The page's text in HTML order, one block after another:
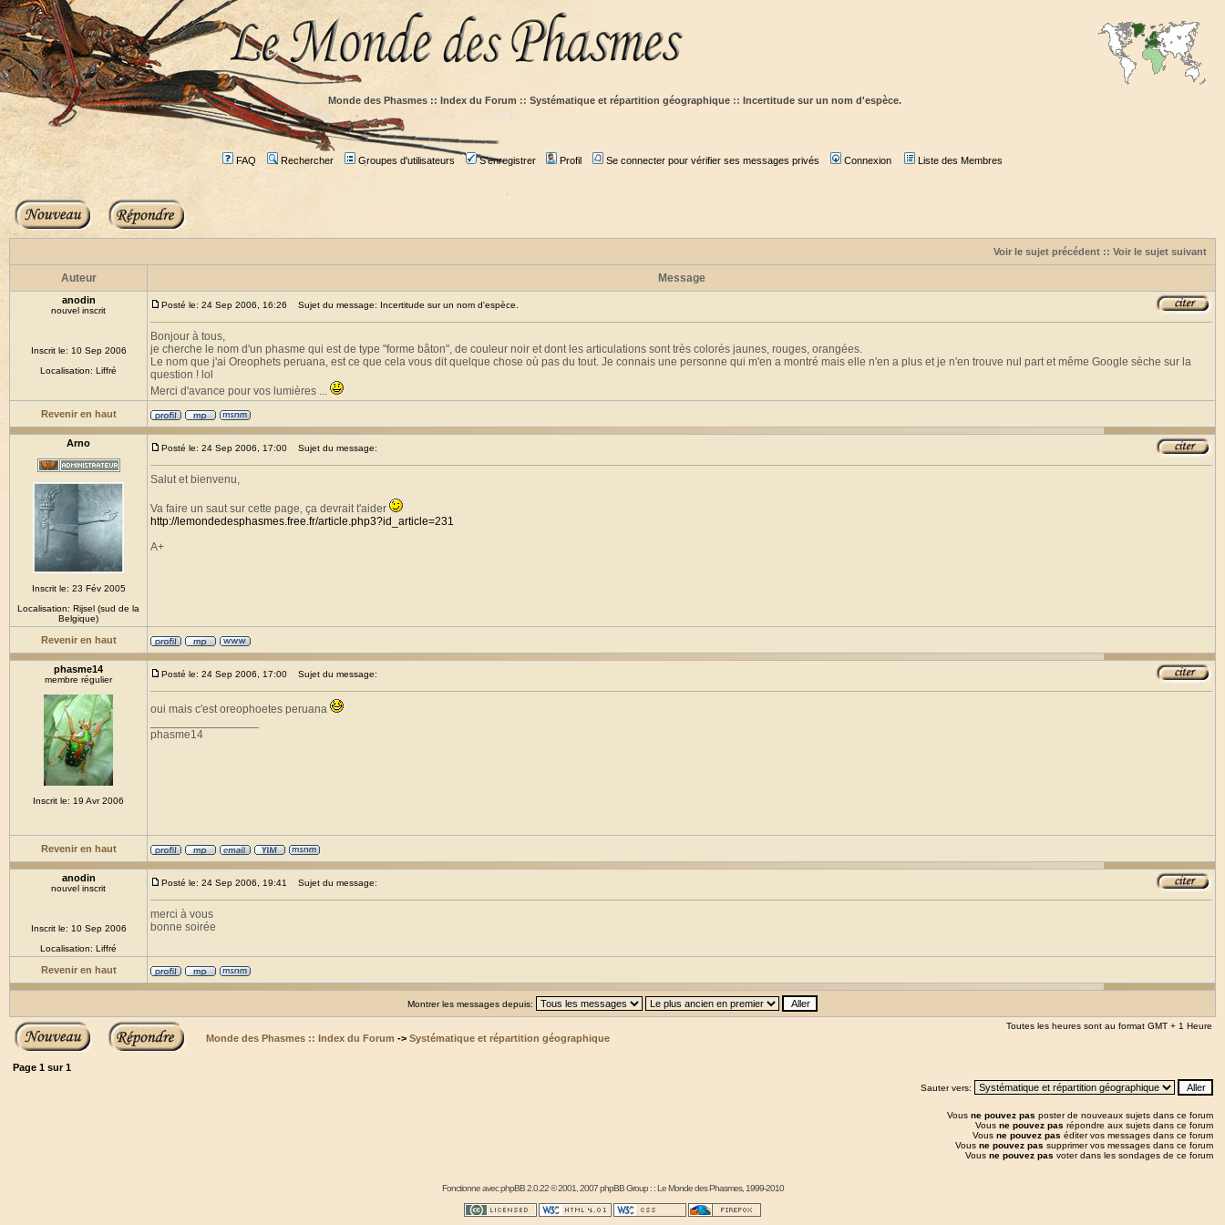
Monde des Phasmes :: Index du Forum :: Systématique et répartition géographique :: Incertitude sur un nom d'espèce.
FAQ Rechercher Groupes d'utilisateurs S'enregistrer Profil Se connecter pour vérifier ses messages privés Connexion Liste des Membres
Voir le sujet précédent :: Voir le sujet suivant
Auteur Message
anodin
nouvel inscrit
Inscrit le: 10 Sep 2006
Localisation: Liffré
Posté le: 24 Sep 2006, 16:26 Sujet du message: Incertitude sur un nom d'espèce.
Bonjour à tous,
je cherche le nom d'un phasme qui est de type "forme bâton", de couleur noir et dont les articulations sont très colorés jaunes, rouges, orangées.
Le nom que j'ai Oreophets peruana, est ce que cela vous dit quelque chose où pas du tout. Je connais une personne qui m'en a montré mais elle n'en a plus et je n'en trouve nul part et même Google sèche sur la
question ! lol
Merci d'avance pour vos lumières ...
Revenir en haut
Arno
Inscrit le: 23 Fév 2005
Localisation: Rijsel (sud de la
Belgique)
Posté le: 24 Sep 2006, 17:00 Sujet du message:
Salut et bienvenu,
Va faire un saut sur cette page, ça devrait t'aider
http://lemondedesphasmes.free.fr/article.php3?id_article=231
A+
Revenir en haut
phasme14
membre régulier
Inscrit le: 19 Avr 2006
Posté le: 24 Sep 2006, 17:00 Sujet du message:
oui mais c'est oreophoetes peruana
phasme14
Revenir en haut
anodin
nouvel inscrit
Inscrit le: 10 Sep 2006
Localisation: Liffré
Posté le: 24 Sep 2006, 19:41 Sujet du message:
merci à vous
bonne soirée
Revenir en haut
Montrer les messages depuis:
Monde des Phasmes :: Index du Forum -> Systématique et répartition géographique
Toutes les heures sont au format GMT + 1 Heure
Page 1 sur1
Sauter vers:
Vous ne pouvez pas poster de nouveaux sujets dans ce forum
Vous ne pouvez pas répondre aux sujets dans ce forum
Vous ne pouvez pas éditer vos messages dans ce forum
Vous ne pouvez pas supprimer vos messages dans ce forum
Vous ne pouvez pas voter dans les sondages de ce forum
Fonctionne avecphpBB2.0.22 © 2001, 2007 phpBB Group : :Le Monde des Phasmes, 1999-2010